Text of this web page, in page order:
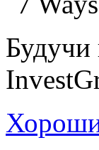
Будучи